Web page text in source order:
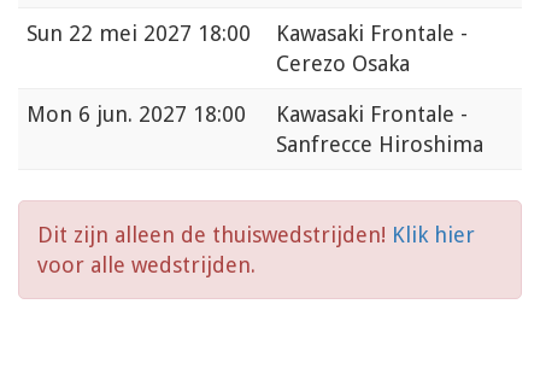
Sun 22 mei 2027 18:00
Kawasaki Frontale -
Cerezo Osaka
Mon 6 jun. 2027 18:00
Kawasaki Frontale -
Sanfrecce Hiroshima
Dit zijn alleen de thuiswedstrijden! Klik hier
voor alle wedstrijden.